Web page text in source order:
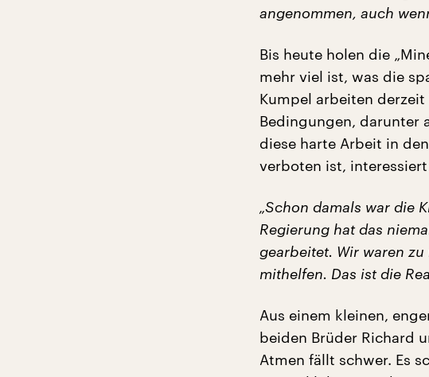
angenommen, auch
Bis heute holen die
mehr viel ist, was die
Kumpel arbeiten derzeit
Bedingungen, darunter
diese harte Arbeit in
verboten ist,
„Schon damals war die
Regierung hat das
gearbeitet. Wir waren
mithelfen. Das ist die
Aus einem kleinen,
beiden Brüder Richard
Atmen fällt schwer. Es